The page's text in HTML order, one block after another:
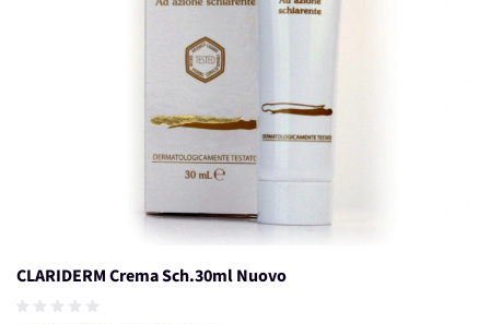
CLARIDERM Crema Sch.30ml Nuovo